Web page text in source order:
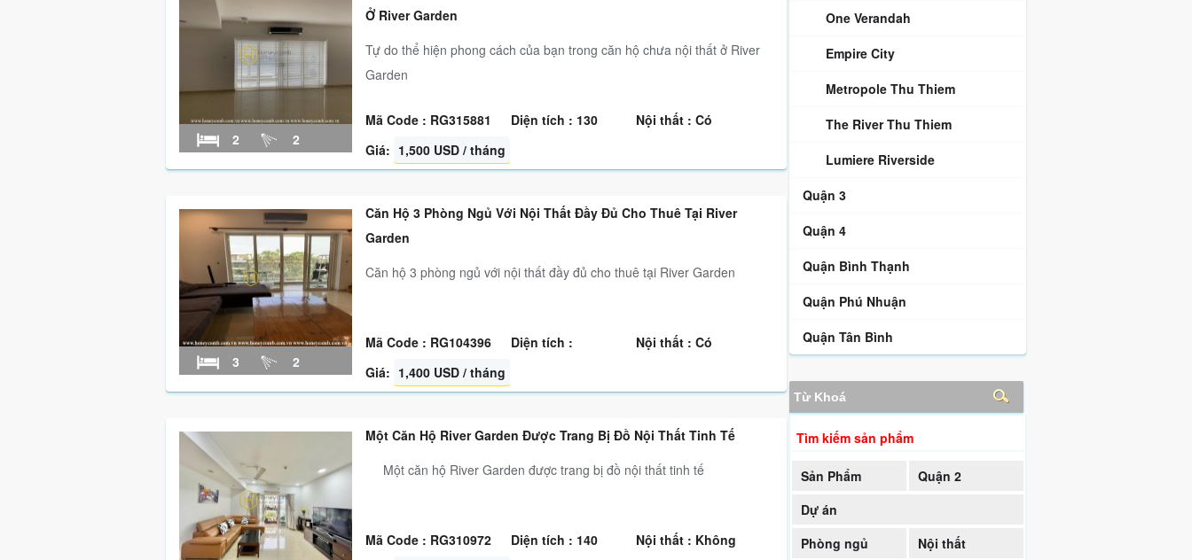
2 2
Ở River Garden
Tự do thể hiện phong cách của bạn trong căn hộ chưa nội thất ở River
Garden
Mã Code : RG315881 Diện tích : 130
Nội thất : Có
Giá: 1,500 USD / tháng
3 2
Căn Hộ 3 Phòng Ngủ Với Nội Thất Đầy Đủ Cho Thuê Tại River
Garden
Căn hộ 3 phòng ngủ với nội thất đầy đủ cho thuê tại River Garden
Mã Code : RG104396 Diện tích :
Nội thất : Có
Giá: 1,400 USD / tháng
Một Căn Hộ River Garden Được Trang Bị Đồ Nội Thất Tinh Tế
Một căn hộ River Garden được trang bị đồ nội thất tinh tế
Mã Code : RG310972 Diện tích : 140
Nội thất : Không
One Verandah
Empire City
Metropole Thu Thiem
The River Thu Thiem
Lumiere Riverside
Quận 3
Quận 4
Quận Bình Thạnh
Quận Phú Nhuận
Quận Tân Bình
Tìm kiếm sản phẩm
Sản Phẩm
Quận 2
Dự án
Phòng ngủ
Nội thất